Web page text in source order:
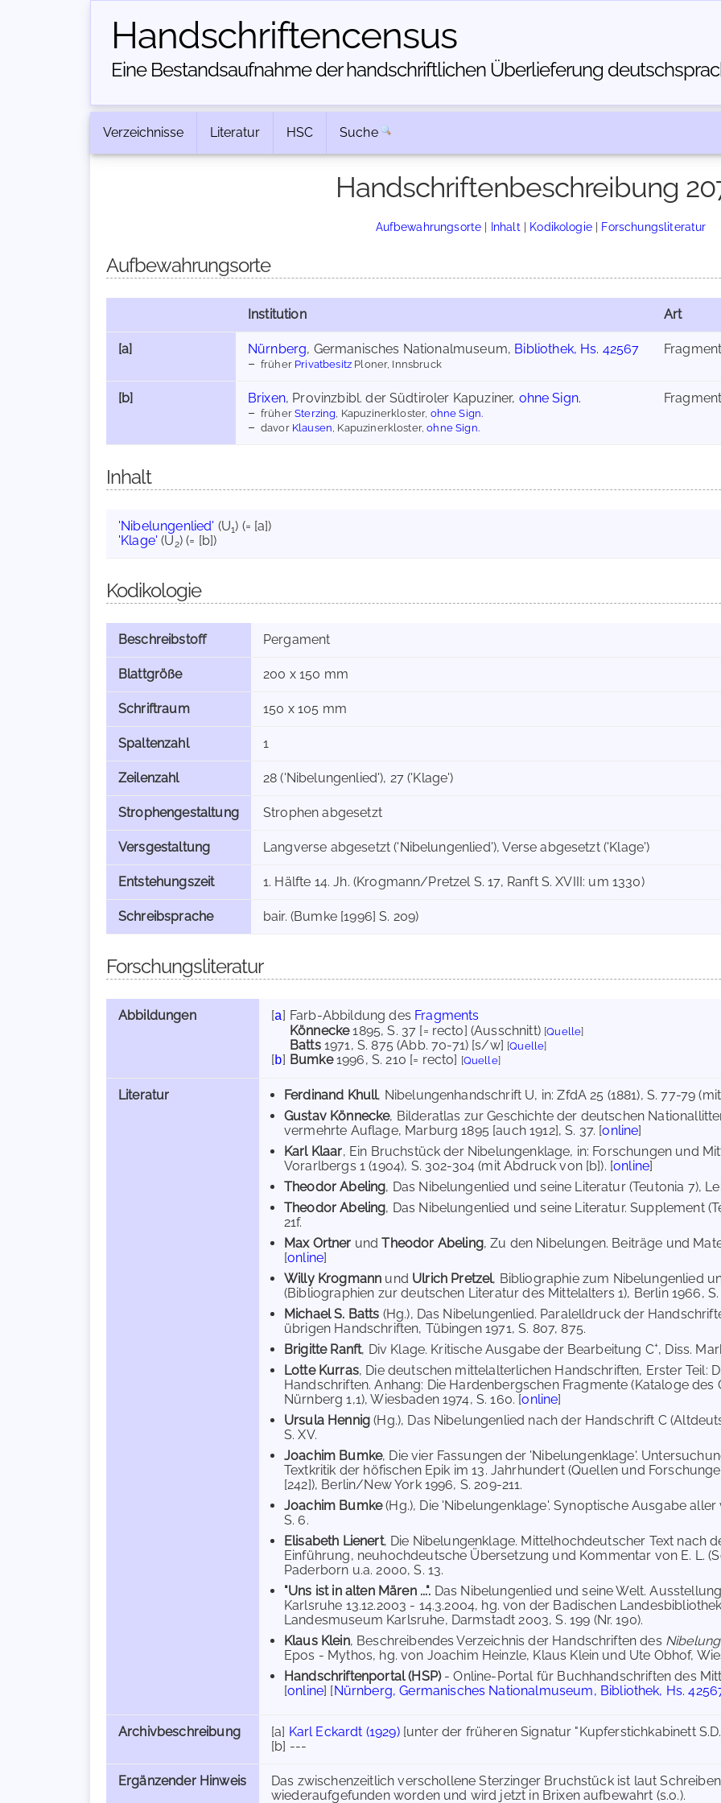
Handschriften­census
Eine Bestandsaufnahme der handschriftlichen Über­lieferung
Verzeichnisse Literatur HSC Suche
Handschriftenbeschreibung
Aufbewahrungsorte | Inhalt | Kodikologie| Forschungsliteratur
Aufbewahrungsorte
Institution Art
[a] Nürnberg, Germanisches Nationalmuseum, Bibliothek, Hs. 42567
früher Privatbesitz Ploner, Innsbruck
Fragment
[b] Brixen, Provinzbibl. der Südtiroler Kapuziner, ohne Sign.
früherSterzing , Kapuzinerkloster, ohne Sign.
davor Klausen , Kapuzinerkloster,ohne Sign.
Fragment
Inhalt
'Nibelungenlied' (U1) (= [a])
'Klage' (U2) (= [b])
Kodikologie
Beschreibstoff Pergament
Blattgröße 200 x 150 mm
Schriftraum 150 x 105 mm
Spaltenzahl 1
Zeilenzahl 28 ('Nibelungenlied'), 27 ('Klage')
Strophengestaltung Strophen abgesetzt
Versgestaltung Langverse abgesetzt ('Nibelungenlied'), Verse abgesetzt ('Klage')
Entstehungszeit 1. Hälfte 14. Jh. (Krogmann/Pretzel S. 17, Ranft S. XVIII: um 1330)
Schreibsprache bair. (Bumke [1996] S. 209)
Forschungsliteratur
Abbildungen [a] Farb-Abbildung des Fragments
Könnecke1895, S. 37 [= recto] (Ausschnitt) [Quelle]
Batts1971, S. 875 (Abb. 70-71) [s/w] [Quelle]
[b] Bumke1996, S. 210 [= recto] [Quelle]
Literatur Ferdinand Khull, Nibelungenhandschrift U, in: ZfdA 25 (1881), S. 77-79
Gustav Könnecke, Bilderatlas zur Geschichte der deutschen
vermehrte Auflage, Marburg 1895 [auch 1912], S. 37. [online]
Karl Klaar, Ein Bruchstück der Nibelungenklage, in: Forschungen und
Vorarlbergs 1 (1904), S. 302-304 (mit Abdruck von [b]). [online]
Theodor Abeling, Das Nibelungenlied und seine Literatur (Teutonia 7),
Theodor Abeling, Das Nibelungenlied und seine Literatur. Supplement
21f.
Max Ortner undTheodor Abeling, Zu den Nibelungen. Beiträge und
[online]
Willy Krogmann und Ulrich Pretzel, Bibliographie zum Nibelungenlied
(Bibliographien zur deutschen Literatur des Mittelalters 1), Berlin 1966, S.
Michael S. Batts (Hg.), Das Nibelungenlied. Paralelldruck der
übrigen Handschriften, Tübingen 1971, S. 807, 875.
Brigitte Ranft, Div Klage. Kritische Ausgabe der Bearbeitung C+, Diss.
Lotte Kurras, Die deutschen mittelalterlichen Handschriften, Erster Teil:
Handschriften. Anhang: Die Hardenbergschen Fragmente (Kataloge
Nürnberg 1,1), Wiesbaden 1974, S. 160. [online]
Ursula Hennig(Hg.), Das Nibelungenlied nach der Handschrift C
S. XV.
Joachim Bumke, Die vier Fassungen der 'Nibelungenklage'.
Textkritik der höfischen Epik im 13. Jahrhundert (Quellen und
[242]), Berlin/New York 1996, S. 209-211.
Joachim Bumke(Hg.), Die 'Nibelungenklage'. Synoptische Ausgabe
S. 6.
Elisabeth Lienert, Die Nibelungenklage. Mittelhochdeutscher Text nach
Einführung, neuhochdeutsche Übersetzung und Kommentar von E. L.
Paderborn u.a. 2000, S. 13.
"Uns ist in alten Mären ...". Das Nibelungenlied und seine Welt.
Karlsruhe 13.12.2003 - 14.3.2004, hg. von der Badischen
Landesmuseum Karlsruhe, Darmstadt 2003, S. 199 (Nr. 190).
Klaus Klein, Beschreibendes Verzeichnis der Handschriften des
Epos - Mythos, hg. von Joachim Heinzle, Klaus Klein und Ute Obhof,
Handschriftenportal (HSP)- Online-Portal für Buchhandschriften des
[online] [Nürnberg, Germanisches Nationalmuseum, Bibliothek, Hs.
Archivbeschreibung [a] Karl Eckardt (1929)[unter der früheren Signatur "Kupferstichkabinett S.D.
[b] ---
Ergänzender Hinweis
Das zwischenzeitlich verschollene Sterzinger Bruchstück ist laut
wiederaufgefunden worden und wird jetzt in Brixen aufbewahrt (s.o.).